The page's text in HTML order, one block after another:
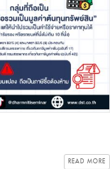
READ MORE